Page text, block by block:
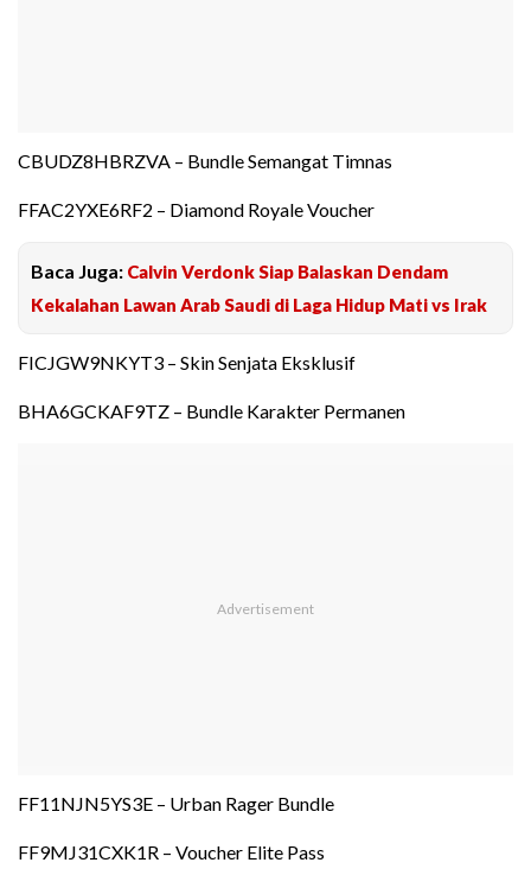
CBUDZ8HBRZVA – Bundle Semangat Timnas
FFAC2YXE6RF2 – Diamond Royale Voucher
Baca Juga: Calvin Verdonk Siap Balaskan Dendam
Kekalahan Lawan Arab Saudi di Laga Hidup Mati vs Irak
FICJGW9NKYT3 – Skin Senjata Eksklusif
BHA6GCKAF9TZ – Bundle Karakter Permanen
FF11NJN5YS3E – Urban Rager Bundle
FF9MJ31CXK1R – Voucher Elite Pass